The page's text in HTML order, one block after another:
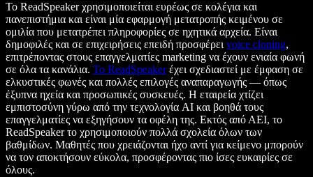
Το ReadSpeaker χρησιμοποιείται ευρέως σε κολέγια και
πανεπιστήμια και είναι μία εφαρμογή μετατροπής κειμένου σε
ομιλία που μετατρέπει πληροφορίες σε ηχητικά αρχεία. Είναι
δημοφιλές και σε επιχειρήσεις επειδή προσφέρει voice cloning,
επιτρέποντας στους επαγγελματίες marketing να έχουν ενιαία φωνή
σε όλα τα κανάλια. Το ReadSpeakerέχει σχεδιαστεί με έμφαση σε
ελκυστικές φωνές και πολλές επιλογές αναπαραγωγής — όπως
έξυπνα ηχεία και προσωπικές συσκευές. Η εταιρεία χτίζει
εμπιστοσύνη γύρω από την τεχνολογία AI και βοηθά τους
επαγγελματίες να εξηγήσουν τα οφέλη της. Εκτός από ΑΕΙ, το
ReadSpeaker το χρησιμοποιούν πολλά σχολεία όλων των
βαθμίδων. Μαθητές που χρειάζονται ήχο αντί για κείμενο μπορούν
να τον αποκτήσουν εύκολα, προσφέροντας πιο ίσες ευκαιρίες σε
όλους.